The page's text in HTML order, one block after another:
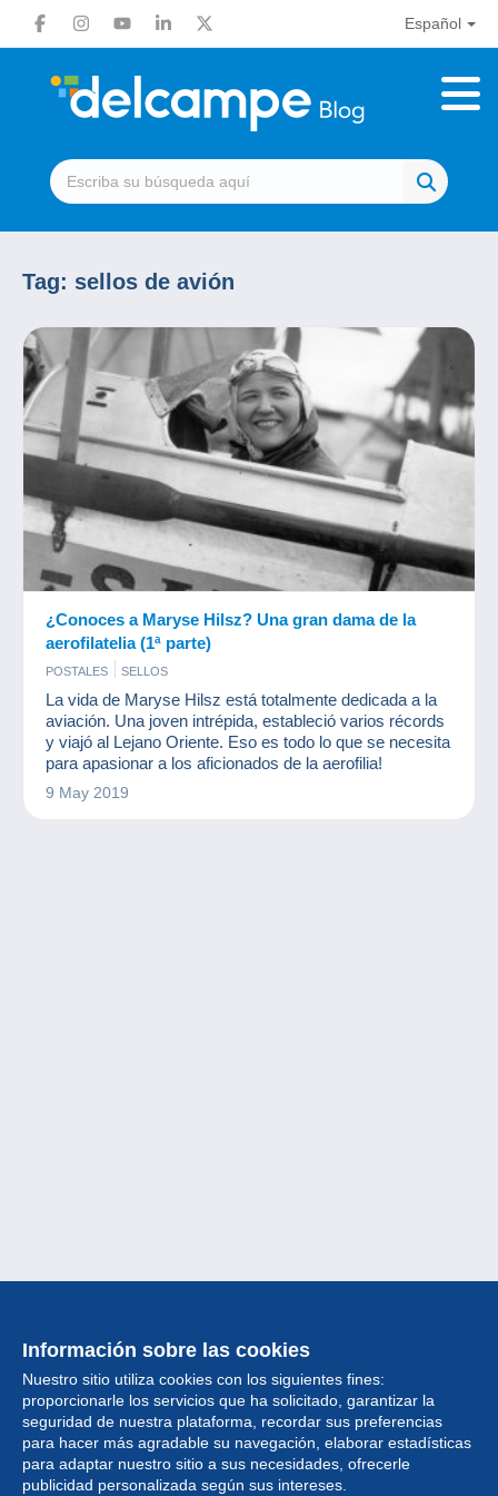
Español
Tag: sellos de avión
¿Conoces a Maryse Hilsz? Una gran dama de la
aerofilatelia (1ª parte)
POSTALES SELLOS
La vida de Maryse Hilsz está totalmente dedicada a la
aviación. Una joven intrépida, estableció varios récords
y viajó al Lejano Oriente. Eso es todo lo que se necesita
para apasionar a los aficionados de la aerofilia!
9 May 2019
Información sobre las cookies
Nuestro sitio utiliza cookies con los siguientes fines:
proporcionarle los servicios que ha solicitado, garantizar la
seguridad de nuestra plataforma, recordar sus preferencias
para hacer más agradable su navegación, elaborar estadísticas
para adaptar nuestro sitio a sus necesidades, ofrecerle
publicidad personalizada según sus intereses.
Colección